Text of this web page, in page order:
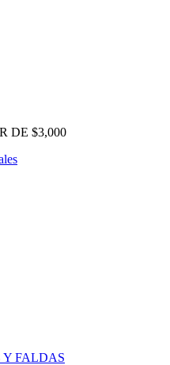
DE $3,000
Y FALDAS